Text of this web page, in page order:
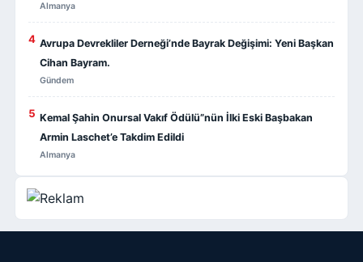
Almanya
4 Avrupa Devrekliler Derneği’nde Bayrak Değişimi: Yeni Başkan
Cihan Bayram.
Gündem
5 Kemal Şahin Onursal Vakıf Ödülü”nün İlki Eski Başbakan
Armin Laschet’e Takdim Edildi
Almanya